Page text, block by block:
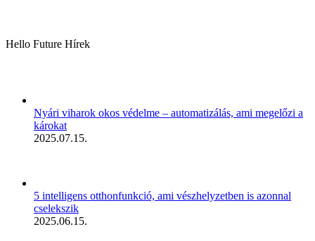
Hello Future Hírek
Nyári viharok okos védelme – automatizálás, ami megelőzi a
károkat
2025.07.15.
5 intelligens otthonfunkció, ami vészhelyzetben is azonnal
cselekszik
2025.06.15.